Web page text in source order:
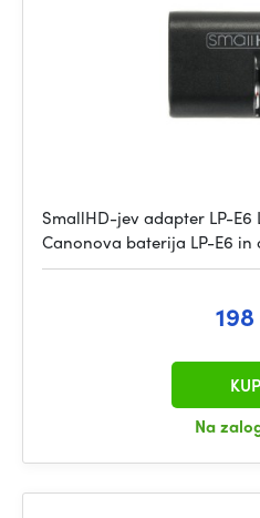
SmallHD-jev adapter LP-
Canonova baterija LP-E6 in
Na